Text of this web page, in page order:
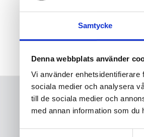
Samtycke
Denna webbplats använder
Vi använder
sociala medier och analysera
till de sociala medier och
med annan information som